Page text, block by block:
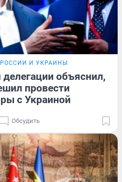
И УКРАИНЫ
делегации объяснил,
провести
с Украиной
Обсудить